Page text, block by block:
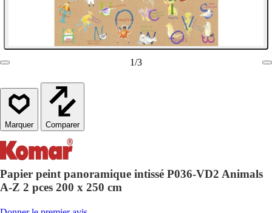
1/3
Comparer
Papier peint panoramique intissé P036-VD2 Animals
A-Z 2 pces 200 x 250 cm